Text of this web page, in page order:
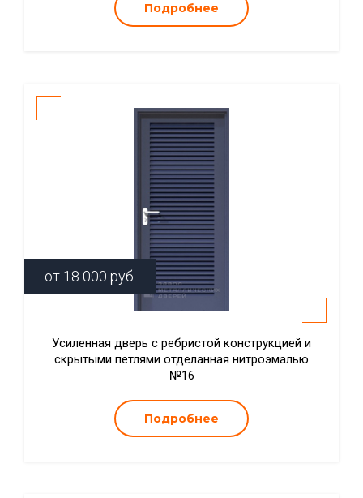
Подробнее
от 18 000 руб.
Усиленная дверь с ребристой конструкцией и
скрытыми петлями отделанная нитроэмалью
№16
Подробнее